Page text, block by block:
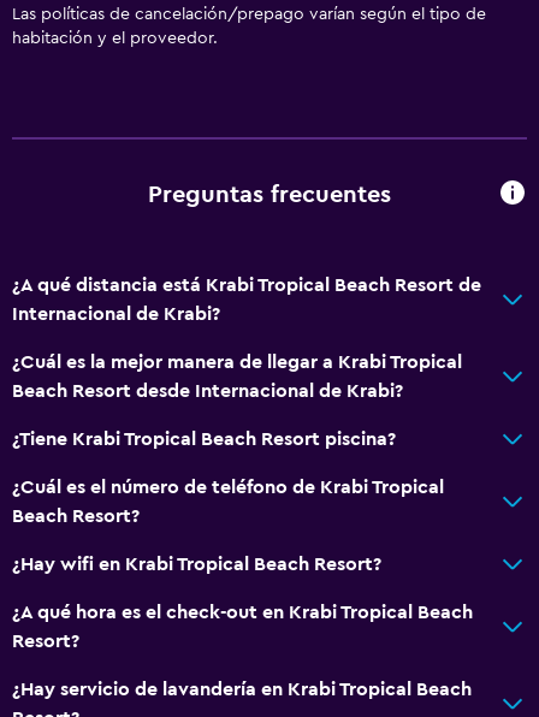
Parque infantil
Las políticas de cancelación/prepago varían según el tipo de
habitación y el proveedor.
Preguntas frecuentes
¿A qué distancia está Krabi Tropical Beach Resort de
Internacional de Krabi?
¿Cuál es la mejor manera de llegar a Krabi Tropical
Beach Resort desde Internacional de Krabi?
¿Tiene Krabi Tropical Beach Resort piscina?
¿Cuál es el número de teléfono de Krabi Tropical
Beach Resort?
¿Hay wifi en Krabi Tropical Beach Resort?
¿A qué hora es el check-out en Krabi Tropical Beach
Resort?
¿Hay servicio de lavandería en Krabi Tropical Beach